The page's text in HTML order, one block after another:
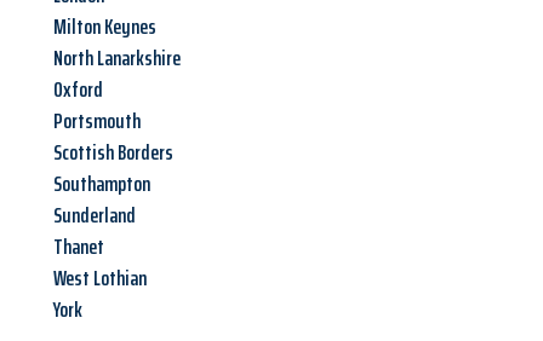
Milton Keynes
North Lanarkshire
Oxford
Portsmouth
Scottish Borders
Southampton
Sunderland
Thanet
West Lothian
York